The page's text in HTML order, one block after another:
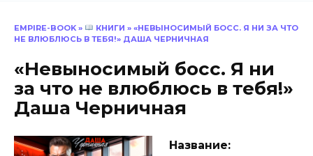
EMPIRE-BOOK » КНИГИ » «НЕВЫНОСИМЫЙ БОСС. Я НИ ЗА ЧТО
НЕ ВЛЮБЛЮСЬ В ТЕБЯ!» ДАША ЧЕРНИЧНАЯ
«Невыносимый босс. Я ни
за что не влюблюсь в тебя!»
Даша Черничная
Название: